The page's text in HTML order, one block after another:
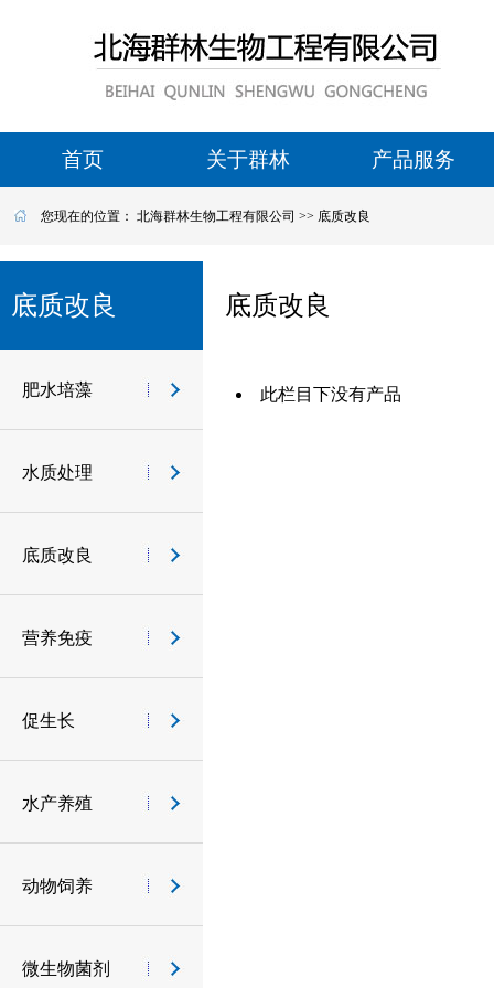
首页 关于群林 产品服务
您现在的位置： 北海群林生物工程有限公司 >> 底质改良
底质改良
肥水培藻
水质处理
底质改良
营养免疫
促生长
水产养殖
动物饲养
微生物菌剂
底质改良
此栏目下没有产品